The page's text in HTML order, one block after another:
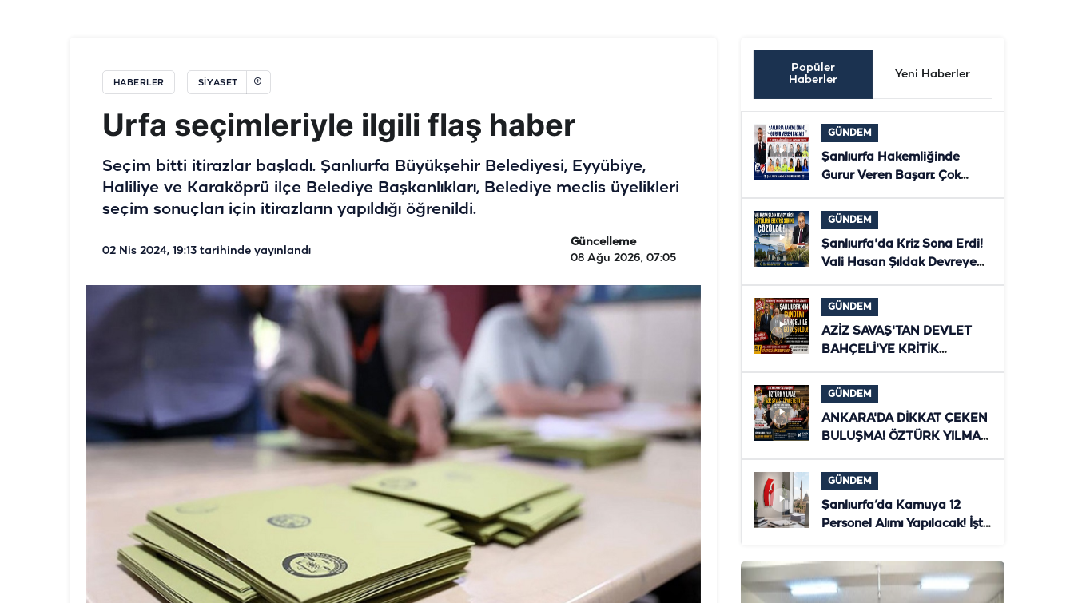
HABERLER SİYASET
Urfa seçimleriyle ilgili flaş haber
Seçim bitti itirazlar başladı. Şanlıurfa Büyükşehir Belediyesi, Eyyübiye,
Haliliye ve Karaköprü ilçe Belediye Başkanlıkları, Belediye meclis üyelikleri
seçim sonuçları için itirazların yapıldığı öğrenildi.
02 Nis 2024, 19:13 tarihinde yayınlandı
Güncelleme
08 Ağu 2026, 07:05
Popüler
Haberler
Yeni Haberler
GÜNDEM
Şanlıurfa Hakemliğinde
Gurur Veren Başarı: Çok
Bölgesel Klasmana Yükseldi
GÜNDEM
Şanlıurfa'da Kriz Sona Erdi!
Vali Hasan Şıldak Devreye
Yeniden Verildi
GÜNDEM
AZİZ SAVAŞ'TAN DEVLET
BAHÇELİ'YE KRİTİK
YENİ DÖNEMİ MASAYA
YATIRILDI
GÜNDEM
ANKARA'DA DİKKAT ÇEKEN
BULUŞMA! ÖZTÜRK YILMAZ
TÜRKİYE'NİN GELECEĞİNİ
MASAYA YATIRDI
GÜNDEM
Şanlıurfa’da Kamuya 12
Personel Alımı Yapılacak! İşte